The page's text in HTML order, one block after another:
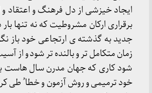
ایجاد خیزشی از دل فرهنگ و اعتقاد و
برقراری ارکان مشروطیت که نه تنها
جدید به گذشته ی ارتجاعی خود باز
زمان متکامل تر و بالنده تر شود و از
شود کاری که جهان مدرن سال هاست
خود ترمیمی و روش آزمون و خطا ُ طی